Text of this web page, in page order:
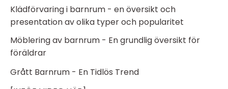
Klädförvaring i barnrum - en översikt och
presentation av olika typer och popularitet
Möblering av barnrum - En grundlig översikt för
föräldrar
Grått Barnrum - En Tidlös Trend